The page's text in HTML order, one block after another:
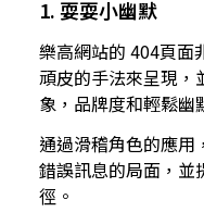
1. 耍耍小幽默
樂高網站的 404頁面
頑皮的手法來呈現，
象，品牌度和輕鬆幽
通過滑稽角色的應用
錯誤訊息的局面，並
徑。